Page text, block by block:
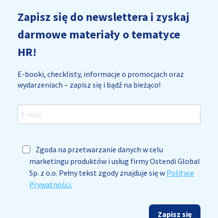
Zapisz się do newslettera i zyskaj
darmowe materiały o tematyce
HR!
E-booki, checklisty, informacje o promocjach oraz
wydarzeniach – zapisz się i bądź na bieżąco!
Zgoda na przetwarzanie danych w celu
marketingu produktów i usług firmy Ostendi Global
Sp. z o.o. Pełny tekst zgody znajduje się w Polityce
Prywatności.
Zapisz się